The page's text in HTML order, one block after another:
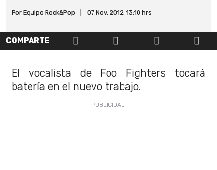
Por Equipo Rock&Pop 07 Nov, 2012. 13:10 hrs
COMPARTE
El vocalista de Foo Fighters tocará
batería en el nuevo trabajo.